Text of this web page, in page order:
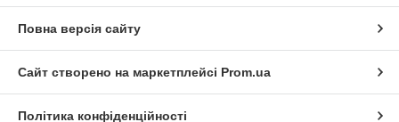
Повна версія сайту
Сайт створено на маркетплейсі Prom.ua
Політика конфіденційності